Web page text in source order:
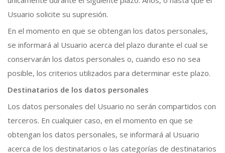
Usuario solicite su supresión.
En el momento en que se obtengan los datos personales,
se informará al Usuario acerca del plazo durante el cual se
conservarán los datos personales o, cuando eso no sea
posible, los criterios utilizados para determinar este plazo.
Destinatarios de los datos personales
Los datos personales del Usuario no serán compartidos con
terceros. En cualquier caso, en el momento en que se
obtengan los datos personales, se informará al Usuario
acerca de los destinatarios o las categorías de destinatarios